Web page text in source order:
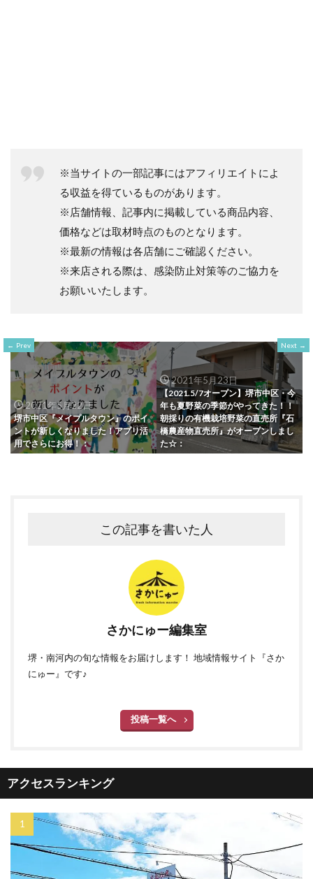
※当サイトの一部記事にはアフィリエイトによ
る収益を得ているものがあります。
※店舗情報、記事内に掲載している商品内容、
価格などは取材時点のものとなります。
※最新の情報は各店舗にご確認ください。
※来店される際は、感染防止対策等のご協力を
お願いいたします。
Prev
2021年5月22日
堺市中区『メイプルタウン』のポイ
ントが新しくなりました！アプリ活
用でさらにお得！：
Next
2021年5月23日
【2021.5/7オープン】堺市中区・今
年も夏野菜の季節がやってきた！！
朝採りの有機栽培野菜の直売所『石
橋農産物直売所』がオープンしまし
た☆：
この記事を書いた人
さかにゅー編集室
堺・南河内の旬な情報をお届けします！ 地域情報サイト『さか
にゅー』です♪
投稿一覧へ
アクセスランキング